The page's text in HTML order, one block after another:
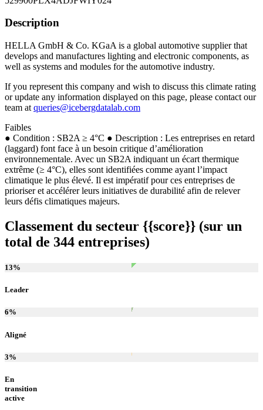
Description
HELLA GmbH & Co. KGaA is a global automotive supplier that
develops and manufactures lighting and electronic components, as
well as systems and modules for the automotive industry.
If you represent this company and wish to discuss this climate rating
or update any information displayed on this page, please contact our
team at queries@icebergdatalab.com
Faibles
● Condition : SB2A ≥ 4°C ● Description : Les entreprises en retard
(laggard) font face à un besoin critique d’amélioration
environnementale. Avec un SB2A indiquant un écart thermique
extrême (≥ 4°C), elles sont identifiées comme ayant l’impact
climatique le plus élevé. Il est impératif pour ces entreprises de
prioriser et accélérer leurs initiatives de durabilité afin de relever
leurs défis climatiques majeurs.
Classement du secteur {{score}} (sur un
total de 344 entreprises)
13%
Leader
6%
Aligné
3%
En
transition
active